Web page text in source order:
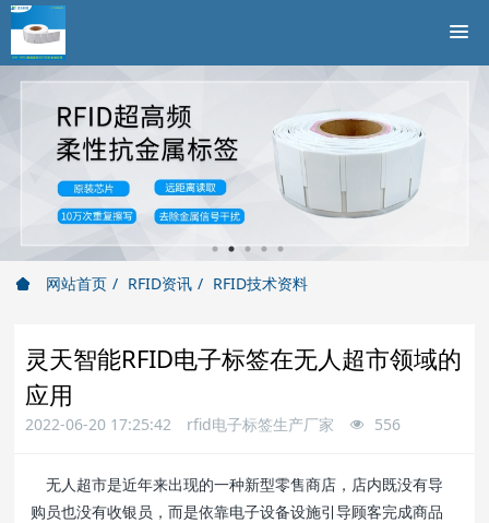
网站首页 RFID资讯 RFID技术资料
灵天智能RFID电子标签在无人超市领域的
应用
2022-06-20 17:25:42 rfid电子标签生产厂家 556
无人超市是近年来出现的一种新型零售商店，店内既没有导
购员也没有收银员，而是依靠电子设备设施引导顾客完成商品